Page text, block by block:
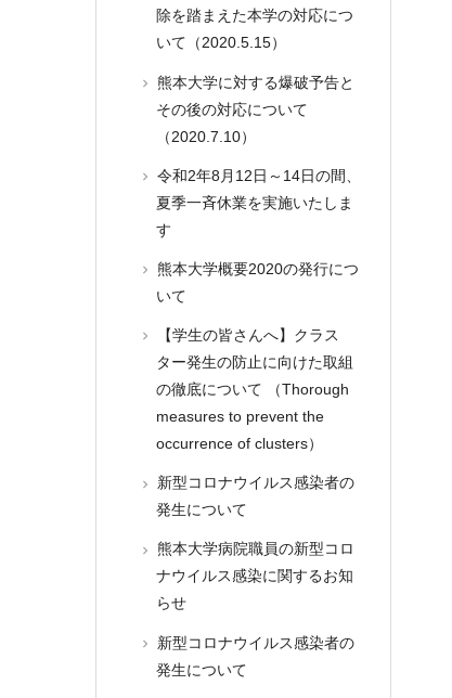
除を踏まえた本学の対応につ
いて（2020.5.15）
熊本大学に対する爆破予告と
その後の対応について
（2020.7.10）
令和2年8月12日～14日の間、
夏季一斉休業を実施いたしま
す
熊本大学概要2020の発行につ
いて
【学生の皆さんへ】クラス
ター発生の防止に向けた取組
の徹底について （Thorough
measures to prevent the
occurrence of clusters）
新型コロナウイルス感染者の
発生について
熊本大学病院職員の新型コロ
ナウイルス感染に関するお知
らせ
新型コロナウイルス感染者の
発生について